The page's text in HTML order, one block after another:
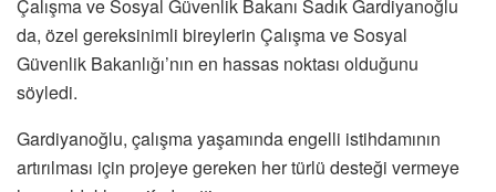
Çalışma ve Sosyal Güvenlik Bakanı Sadık Gardiyanoğlu
da, özel gereksinimli bireylerin Çalışma ve Sosyal
Güvenlik Bakanlığı’nın en hassas noktası olduğunu
söyledi.
Gardiyanoğlu, çalışma yaşamında engelli istihdamının
artırılması için projeye gereken her türlü desteği vermeye